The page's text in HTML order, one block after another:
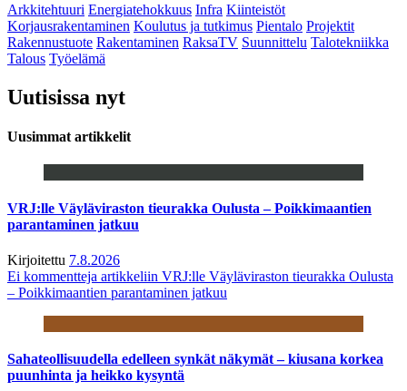
Arkkitehtuuri Energiatehokkuus Infra Kiinteistöt
Korjausrakentaminen Koulutus ja tutkimus Pientalo Projektit
Rakennustuote Rakentaminen RaksaTV Suunnittelu Talotekniikka
Talous Työelämä
Uutisissa nyt
Uusimmat artikkelit
VRJ:lle Väyläviraston tieurakka Oulusta – Poikkimaantien
parantaminen jatkuu
Kirjoitettu 7.8.2026
Ei kommentteja artikkeliin VRJ:lle Väyläviraston tieurakka Oulusta
– Poikkimaantien parantaminen jatkuu
Sahateollisuudella edelleen synkät näkymät – kiusana korkea
puunhinta ja heikko kysyntä